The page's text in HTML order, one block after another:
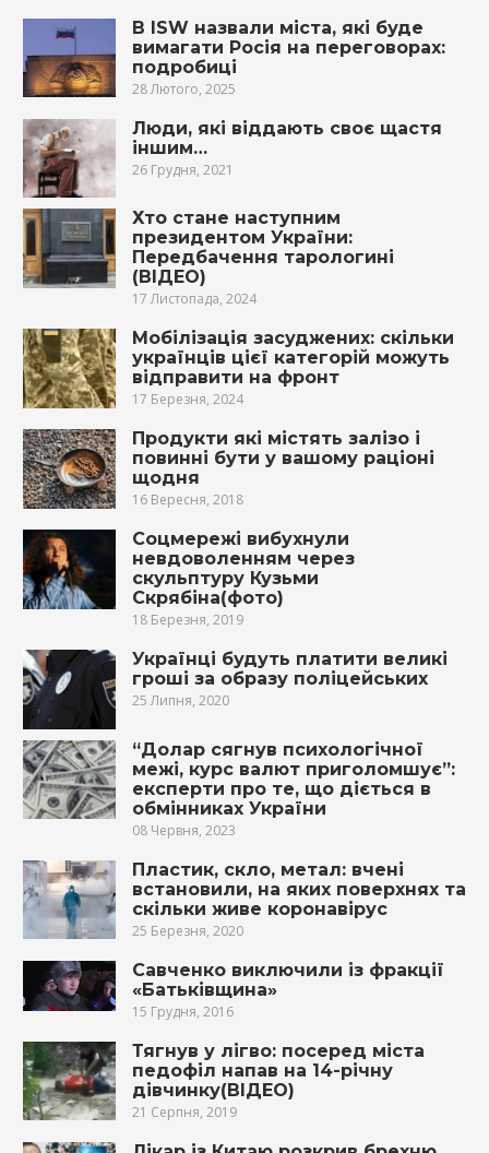
В ISW назвали міста, які буде
вимагати Росія на переговорах:
подробиці
28 Лютого, 2025
Люди, які віддають своє щастя
іншим…
26 Грудня, 2021
Хто стане наступним
президентом України:
Передбачення тарологині
(ВІДЕО)
17 Листопада, 2024
Мобілізація засуджених: скільки
українців цієї категорій можуть
відправити на фронт
17 Березня, 2024
Продукти які містять залізо і
повинні бути у вашому раціоні
щодня
16 Вересня, 2018
Соцмережі вибyxнули
невдоволенням через
скульптуру Кузьми
Скрябіна(фото)
18 Березня, 2019
Українці будуть платити великі
гроші за образу поліцейських
25 Липня, 2020
“Долар сягнув психологічної
межі, курс валют приголомшує”:
експерти про те, що діється в
обмінниках України
08 Червня, 2023
Пластик, скло, метал: вчені
встановили, на яких поверхнях та
скільки живе коронавірус
25 Березня, 2020
Савченко виключили із фракції
«Батьківщина»
15 Грудня, 2016
Тягнув у лігво: посеред міста
педофіл напав на 14-річну
дівчинку(ВІДЕО)
21 Серпня, 2019